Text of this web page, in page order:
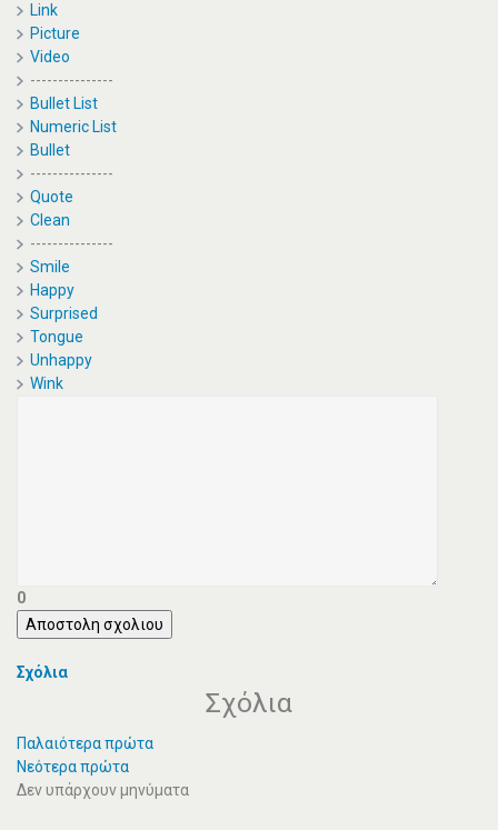
Link
Picture
Video
---------------
Bullet List
Numeric List
Bullet
---------------
Quote
Clean
---------------
Smile
Happy
Surprised
Tongue
Unhappy
Wink
0
Αποστολη σχολιου
Σχόλια
Σχόλια
Παλαιότερα πρώτα
Νεότερα πρώτα
Δεν υπάρχουν μηνύματα